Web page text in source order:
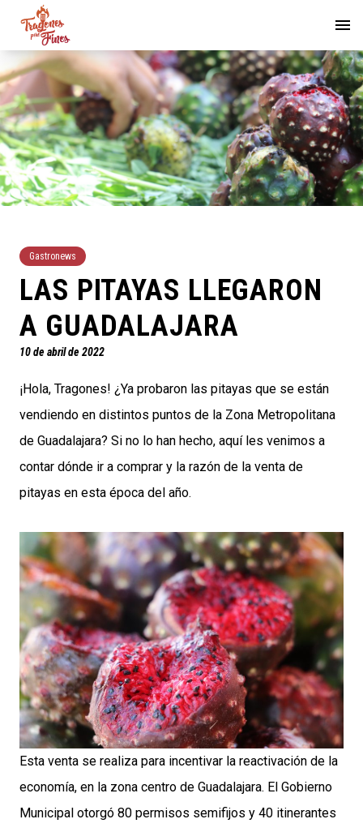
Gastronews
LAS PITAYAS LLEGARON
A GUADALAJARA
10 de abril de 2022
¡Hola, Tragones! ¿Ya probaron las pitayas que se están
vendiendo en distintos puntos de la Zona Metropolitana
de Guadalajara? Si no lo han hecho, aquí les venimos a
contar dónde ir a comprar y la razón de la venta de
pitayas en esta época del año.
Esta venta se realiza para incentivar la reactivación de la
economía, en la zona centro de Guadalajara. El Gobierno
Municipal otorgó 80 permisos semifijos y 40 itinerantes